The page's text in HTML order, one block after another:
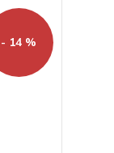
- 14 %